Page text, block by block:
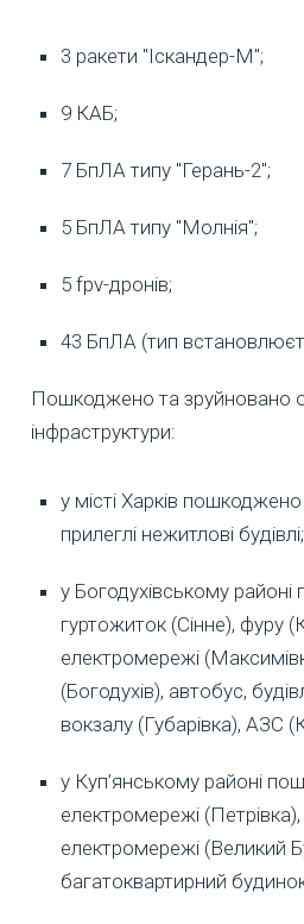
3 ракети "Іскандер-М";
9 КАБ;
7 БпЛА типу "Герань-2";
5 БпЛА типу "Молнія";
5 fpv-дронів;
43 БпЛА (тип
Пошкоджено та зруйновано
інфраструктури:
у місті Харків
прилеглі нежитлові будівлі;
у Богодухівському
гуртожиток (Сінне), фуру
електромережі
(Богодухів), автобус,
вокзалу (Губарівка), АЗС
у Куп’янському районі
електромережі
електромережі (Великий
багатоквартирний